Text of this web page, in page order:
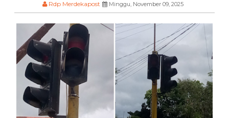
Rdp Merdekapost Minggu, November 09, 2025